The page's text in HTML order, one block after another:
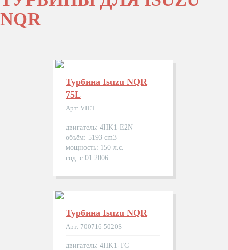
NQR
Турбина Isuzu NQR
75L
Арт: VIET
двигатель: 4HK1-E2N
объём: 5193 cm3
мощность: 150 л.с.
год: с 01.2006
Турбина Isuzu NQR
Арт: 700716-5020S
двигатель: 4HK1-TC